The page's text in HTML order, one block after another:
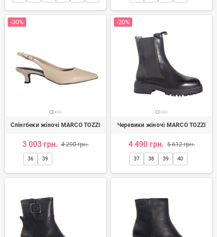
-30%
Слінгбеки жіночі MARCO TOZZI
3 003 грн. 4 290 грн.
36 39
-20%
Черевики жіночі MARCO TOZZI
4 490 грн. 5 612 грн.
37 38 39 40